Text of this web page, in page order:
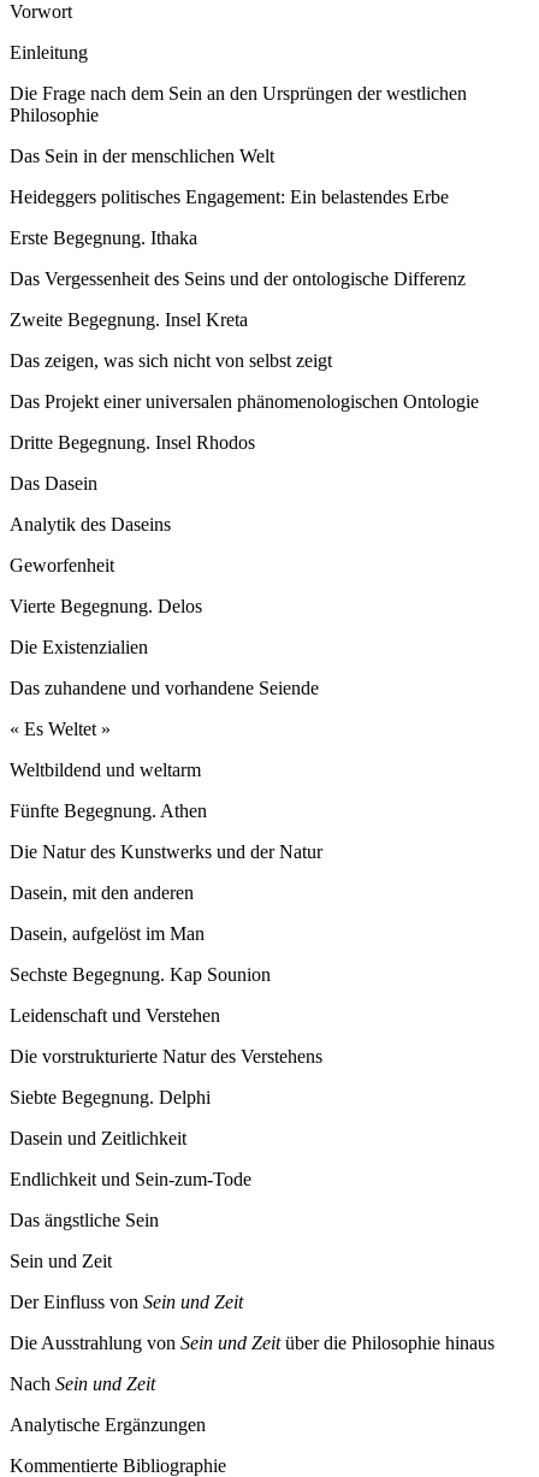
Vorwort
Einleitung
Die Frage nach dem Sein an den Ursprüngen der westlichen
Philosophie
Das Sein in der menschlichen Welt
Heideggers politisches Engagement: Ein belastendes Erbe
Erste Begegnung. Ithaka
Das Vergessenheit des Seins und der ontologische Differenz
Zweite Begegnung. Insel Kreta
Das zeigen, was sich nicht von selbst zeigt
Das Projekt einer universalen phänomenologischen Ontologie
Dritte Begegnung. Insel Rhodos
Das Dasein
Analytik des Daseins
Geworfenheit
Vierte Begegnung. Delos
Die Existenzialien
Das zuhandene und vorhandene Seiende
« Es Weltet »
Weltbildend und weltarm
Fünfte Begegnung. Athen
Die Natur des Kunstwerks und der Natur
Dasein, mit den anderen
Dasein, aufgelöst im Man
Sechste Begegnung. Kap Sounion
Leidenschaft und Verstehen
Die vorstrukturierte Natur des Verstehens
Siebte Begegnung. Delphi
Dasein und Zeitlichkeit
Endlichkeit und Sein-zum-Tode
Das ängstliche Sein
Sein und Zeit
Der Einfluss von Sein und Zeit
Die Ausstrahlung von Sein und Zeitüber die Philosophie hinaus
Nach Sein und Zeit
Analytische Ergänzungen
Kommentierte Bibliographie